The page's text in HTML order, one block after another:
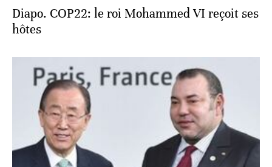
Diapo. COP22: le roi Mohammed VI reçoit ses
hôtes